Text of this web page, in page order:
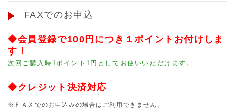
FAXでのお申込
◆会員登録で100円につき１ポイントお付けしま
す！
次回ご購入時1ポイント1円としてお使いいただけます。
◆クレジット決済対応
※ＦＡＸでのお申込みの場合はご利用できません。